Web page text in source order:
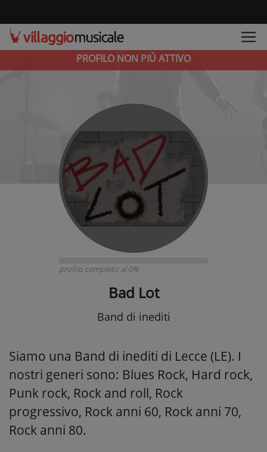
PROFILO NON PIÚ ATTIVO
profilo completo al 0%
Bad Lot
Band di inediti
Siamo una Band di inediti di Lecce (LE). I
nostri generi sono: Blues Rock, Hard rock,
Punk rock, Rock and roll, Rock
progressivo, Rock anni 60, Rock anni 70,
Rock anni 80.